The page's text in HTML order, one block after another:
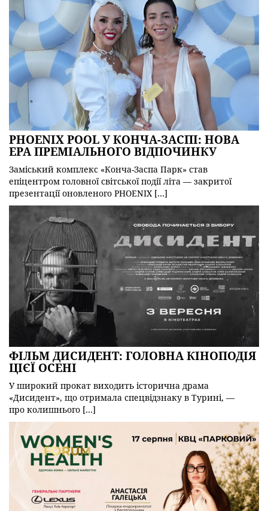
PHOENIX POOL У КОНЧА-ЗАСПІ: НОВА
ЕРА ПРЕМІАЛЬНОГО ВІДПОЧИНКУ
Заміський комплекс «Конча-Заспа Парк» став
епіцентром головної світської події літа — закритої
презентації оновленого PHOENIX […]
ФІЛЬМ ДИСИДЕНТ: ГОЛОВНА КІНОПОДІЯ
ЦІЄЇ ОСЕНІ
У широкий прокат виходить історична драма
«Дисидент», що отримала спецвідзнаку в Турині, —
про колишнього […]